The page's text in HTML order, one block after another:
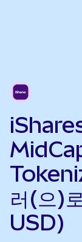
러(으)
USD)